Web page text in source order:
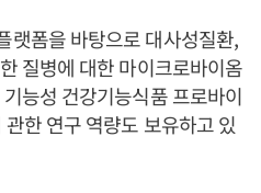
랫폼을 바탕으로 대사성질환,
질병에 대한 마이크로바이옴
능성 건강기능식품 프로바이
한 연구 역량도 보유하고 있